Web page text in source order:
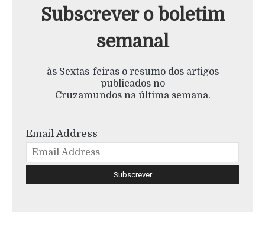
Subscrever o boletim
semanal
às Sextas-feiras o resumo dos artigos
publicados no
Cruzamundos na última semana.
Email Address